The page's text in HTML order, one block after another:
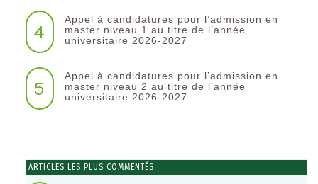
4
Appel à candidatures pour l’admission en
master niveau 1 au titre de l’année
universitaire 2026-2027
5
Appel à candidatures pour l’admission en
master niveau 2 au titre de l’année
universitaire 2026-2027
ARTICLES LES PLUS COMMENTÉS